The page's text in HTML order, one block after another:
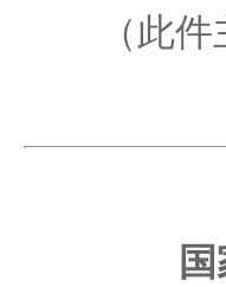
（此件主